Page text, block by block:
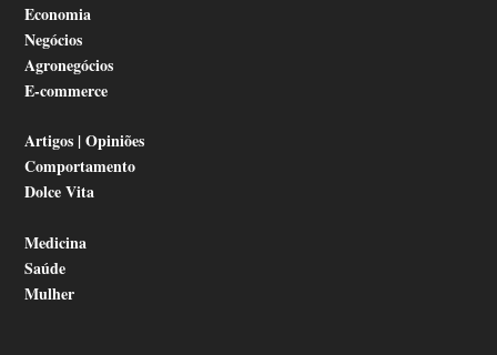
Economia
Negócios
Agronegócios
E-commerce
Artigos | Opiniões
Comportamento
Dolce Vita
Medicina
Saúde
Mulher